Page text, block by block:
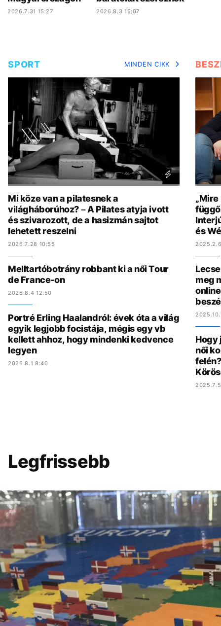
2026.7.31 15:27 2026.8.3 15:07
SPORT MINDEN CIKK
Mi köze van a pilatesnek a
világháborúhoz? – A Pilates atyja ivott
és szivarozott, de a hasizmán sajtot
lehetett reszelni
2026.7.28 10:55
Melltartóbotrány robbant ki a női Tour
de France-on
2026.8.4 12:50
Portré Erling Haalandról: évek óta a világ
egyik legjobb focistája, mégis egy vb
kellett ahhoz, hogy mindenki kedvence
legyen
2026.8.1 8:40
és
meg
Hogy
női
Legfrissebb